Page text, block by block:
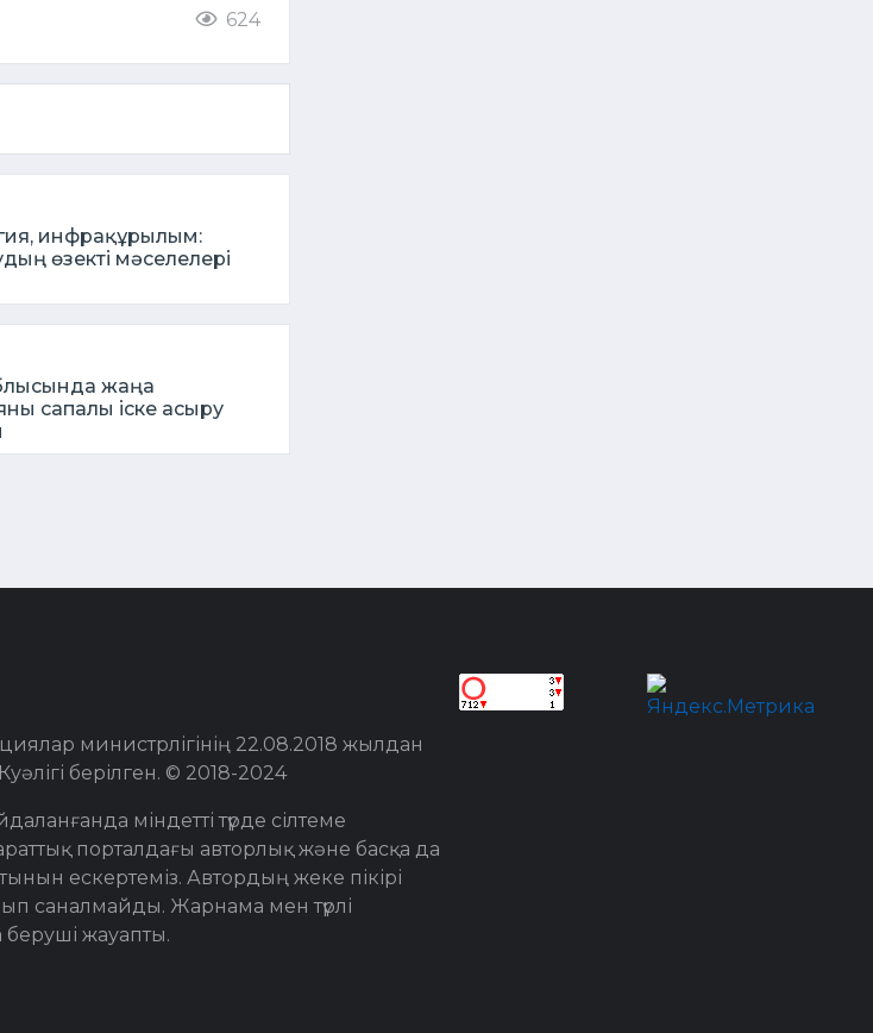
624
инфрақұрылым:
өзекті мәселелері
жаңа
сапалы іске асыру
министрлігінің 22.08.2018 жылдан
берілген. © 2018-2024
міндетті түрде сілтеме
порталдағы авторлық және басқа да
ескертеміз. Автордың жеке пікірі
саналмайды. Жарнама мен түрлі
жауапты.